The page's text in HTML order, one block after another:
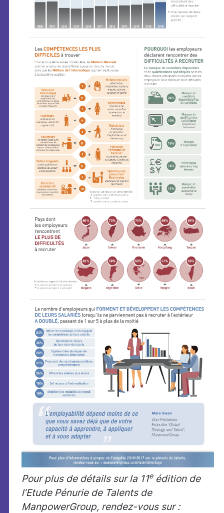
Pour plus de détails sur la 11eédition de
l’Etude Pénurie de Talents de
ManpowerGroup, rendez-vous sur :